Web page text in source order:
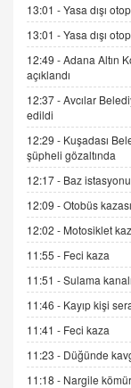
İNCİ
DR.
13:01 -Yasa dışı
13:01 -Yasa dışı
12:49 -Adana Altın
açıklandı
12:37 -Avcılar
edildi
12:29 - Kuşadası
şüpheli gözaltında
12:17 - Baz istasyonu
12:09 -Otobüs kazası
12:02 - Motosiklet
11:55 - Feci kaza
11:51 -Sulama
11:46 - Kayıp kişi
11:41 - Feci kaza
11:23 - Düğünde
11:18 - Nargile